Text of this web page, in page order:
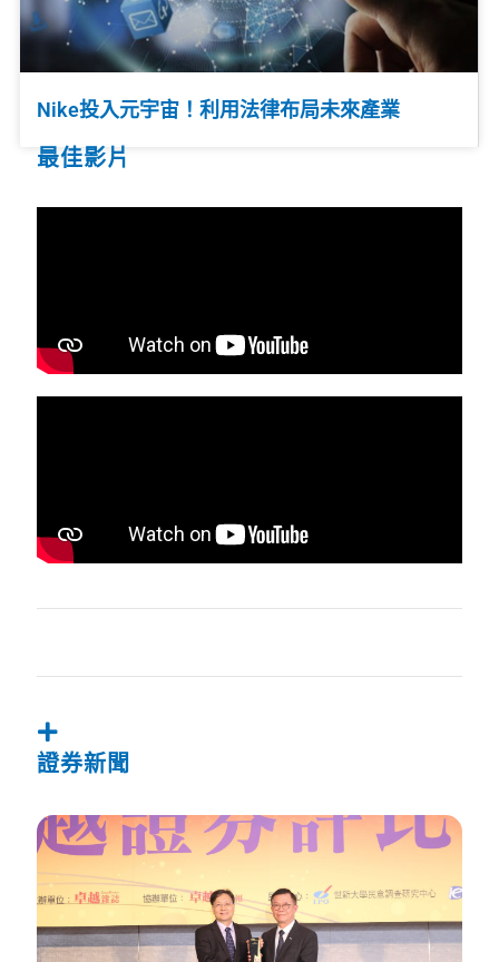
Nike投入元宇宙！利用法律布局未來產業
最佳影片
證券新聞